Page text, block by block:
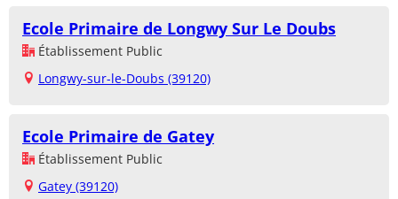
Ecole Primaire de Longwy Sur Le Doubs
Établissement Public
Longwy-sur-le-Doubs (39120)
Ecole Primaire de Gatey
Établissement Public
Gatey (39120)